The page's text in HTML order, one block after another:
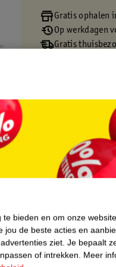
Gratis ophalen
Op werkdagen
Gratis
Gratis
Gratis punten
bieden en om onze website
jou de beste acties en
ziet. Je bepaalt
of intrekken. Meer